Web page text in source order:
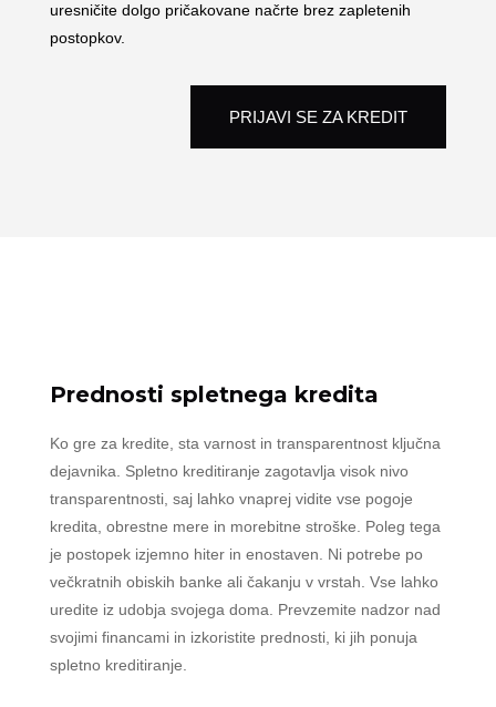
uresničite dolgo pričakovane načrte brez zapletenih
postopkov.
PRIJAVI SE ZA KREDIT
Prednosti spletnega kredita
Ko gre za kredite, sta varnost in transparentnost ključna
dejavnika. Spletno kreditiranje zagotavlja visok nivo
transparentnosti, saj lahko vnaprej vidite vse pogoje
kredita, obrestne mere in morebitne stroške. Poleg tega
je postopek izjemno hiter in enostaven. Ni potrebe po
večkratnih obiskih banke ali čakanju v vrstah. Vse lahko
uredite iz udobja svojega doma. Prevzemite nadzor nad
svojimi financami in izkoristite prednosti, ki jih ponuja
spletno kreditiranje.